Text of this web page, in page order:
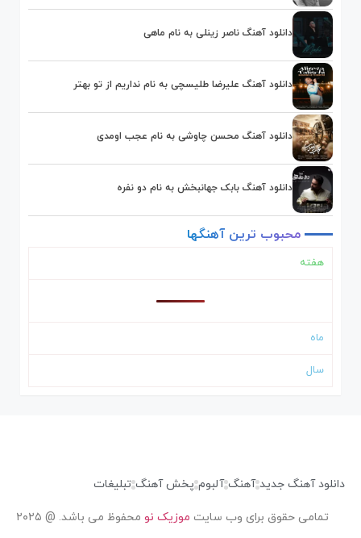
دانلود آهنگ ناصر زینلی به نام ماهی
دانلود آهنگ علیرضا طلیسچی به نام نداریم از تو بهتر
دانلود آهنگ محسن چاوشی به نام عجب اومدی
دانلود آهنگ بابک جهانبخش به نام دو نفره
محبوب ترین آهنگها
هفته
ماه
سال
دانلود آهنگ جدید آهنگ آلبوم پخش آهنگ تبلیغات
تمامی حقوق برای وب سایت موزیک نو محفوظ می باشد. @ ۲۰۲۵